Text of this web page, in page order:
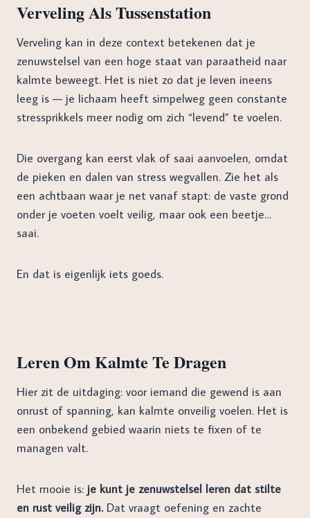
Verveling Als Tussenstation
Verveling kan in deze context betekenen dat je
zenuwstelsel van een hoge staat van paraatheid naar
kalmte beweegt. Het is niet zo dat je leven ineens
leeg is — je lichaam heeft simpelweg geen constante
stressprikkels meer nodig om zich “levend” te voelen.
Die overgang kan eerst vlak of saai aanvoelen, omdat
de pieken en dalen van stress wegvallen. Zie het als
een achtbaan waar je net vanaf stapt: de vaste grond
onder je voeten voelt veilig, maar ook een beetje…
saai.
En dat is eigenlijk iets goeds.
Leren Om Kalmte Te Dragen
Hier zit de uitdaging: voor iemand die gewend is aan
onrust of spanning, kan kalmte onveilig voelen. Het is
een onbekend gebied waarin niets te fixen of te
managen valt.
Het mooie is: je kunt je zenuwstelsel leren dat stilte
en rust veilig zijn.Dat vraagt oefening en zachte